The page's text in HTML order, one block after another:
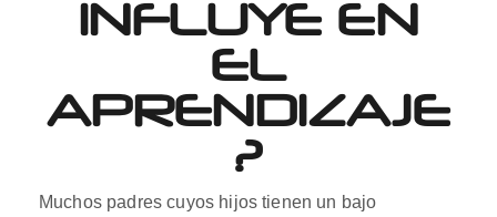
INFLUYE EN
EL
APRENDIZAJE
?
Muchos padres cuyos hijos tienen un bajo